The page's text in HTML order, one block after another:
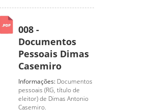
008 -
Documentos
Pessoais Dimas
Casemiro
Informações: Documentos
pessoais (RG, título de
eleitor) de Dimas Antonio
Casemiro.